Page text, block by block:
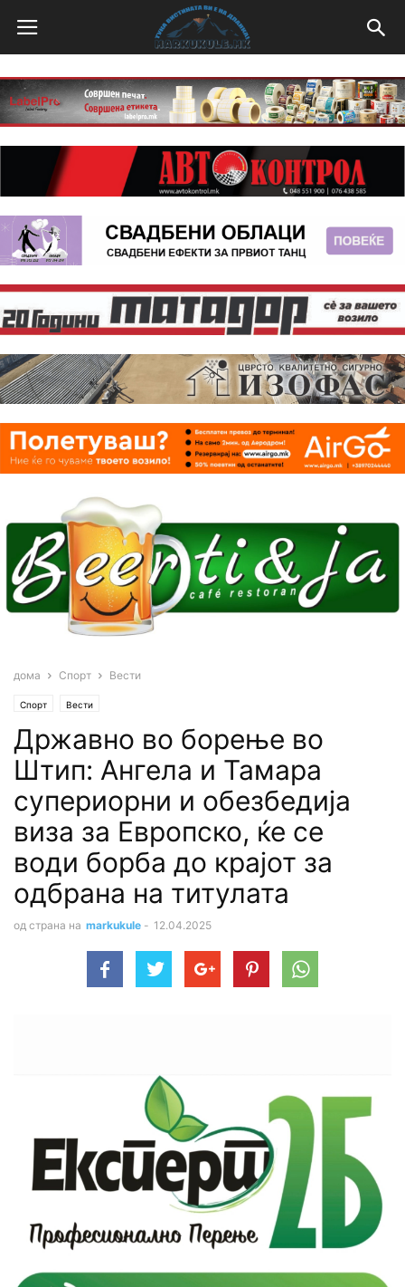
дома Спорт Вести
Спорт Вести
Државно во борење во
Штип: Ангела и Тамара
супериорни и обезбедија
виза за Европско, ќе се
води борба до крајот за
одбрана на титулата
од страна на markukule - 12.04.2025